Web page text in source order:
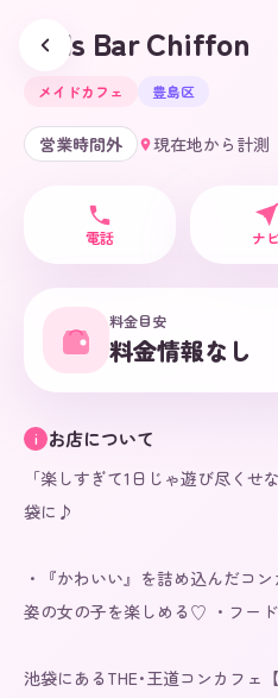
Girls Bar Chiffon
メイドカフェ 豊島区
営業時間外 現在地から計測
電話 ナ
料金目安
料金情報なし
i お店について
「楽しすぎて1日じゃ遊び尽く
袋に♪
・『かわいい』を詰め込んだコ
姿の女の子を楽しめる♡ ・フー
池袋にあるTHE･王道コンカフェ